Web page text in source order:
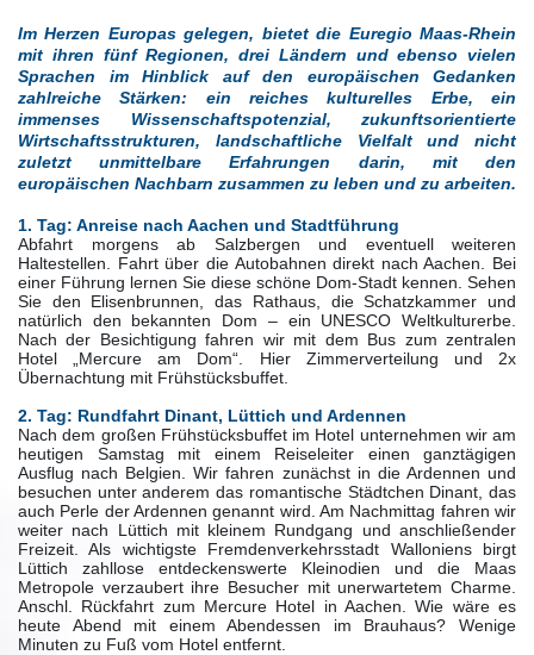
Im Herzen Europas gelegen, bietet die Euregio Maas-Rhein
mit ihren fünf Regionen, drei Ländern und ebenso vielen
Sprachen im Hinblick auf den europäischen Gedanken
zahlreiche Stärken: ein reiches kulturelles Erbe, ein
immenses Wissenschaftspotenzial, zukunftsorientierte
Wirtschaftsstrukturen, landschaftliche Vielfalt und nicht
zuletzt unmittelbare Erfahrungen darin, mit den
europäischen Nachbarn zusammen zu leben und zu arbeiten.
1. Tag: Anreise nach Aachen und Stadtführung
Abfahrt morgens ab Salzbergen und eventuell weiteren
Haltestellen. Fahrt über die Autobahnen direkt nach Aachen. Bei
einer Führung lernen Sie diese schöne Dom-Stadt kennen. Sehen
Sie den Elisenbrunnen, das Rathaus, die Schatzkammer und
natürlich den bekannten Dom – ein UNESCO Weltkulturerbe.
Nach der Besichtigung fahren wir mit dem Bus zum zentralen
Hotel „Mercure am Dom“. Hier Zimmerverteilung und 2x
Übernachtung mit Frühstücksbuffet.
2. Tag: Rundfahrt Dinant, Lüttich und Ardennen
Nach dem großen Frühstücksbuffet im Hotel unternehmen wir am
heutigen Samstag mit einem Reiseleiter einen ganztägigen
Ausflug nach Belgien. Wir fahren zunächst in die Ardennen und
besuchen unter anderem das romantische Städtchen Dinant, das
auch Perle der Ardennen genannt wird. Am Nachmittag fahren wir
weiter nach Lüttich mit kleinem Rundgang und anschließender
Freizeit. Als wichtigste Fremdenverkehrsstadt Walloniens birgt
Lüttich zahllose entdeckenswerte Kleinodien und die Maas
Metropole verzaubert ihre Besucher mit unerwartetem Charme.
Anschl. Rückfahrt zum Mercure Hotel in Aachen. Wie wäre es
heute Abend mit einem Abendessen im Brauhaus? Wenige
Minuten zu Fuß vom Hotel entfernt.